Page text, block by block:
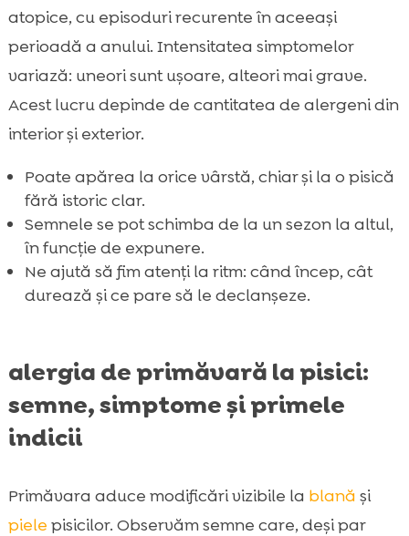
atopice, cu episoduri recurente în aceeași
perioadă a anului. Intensitatea simptomelor
variază: uneori sunt ușoare, alteori mai grave.
Acest lucru depinde de cantitatea de alergeni din
interior și exterior.
Poate apărea la orice vârstă, chiar și la o pisică
fără istoric clar.
Semnele se pot schimba de la un sezon la altul,
în funcție de expunere.
Ne ajută să fim atenți la ritm: când încep, cât
durează și ce pare să le declanșeze.
alergia de primăvară la pisici:
semne, simptome și primele
indicii
Primăvara aduce modificări vizibile la blană și
piele pisicilor. Observăm semne care, deși par